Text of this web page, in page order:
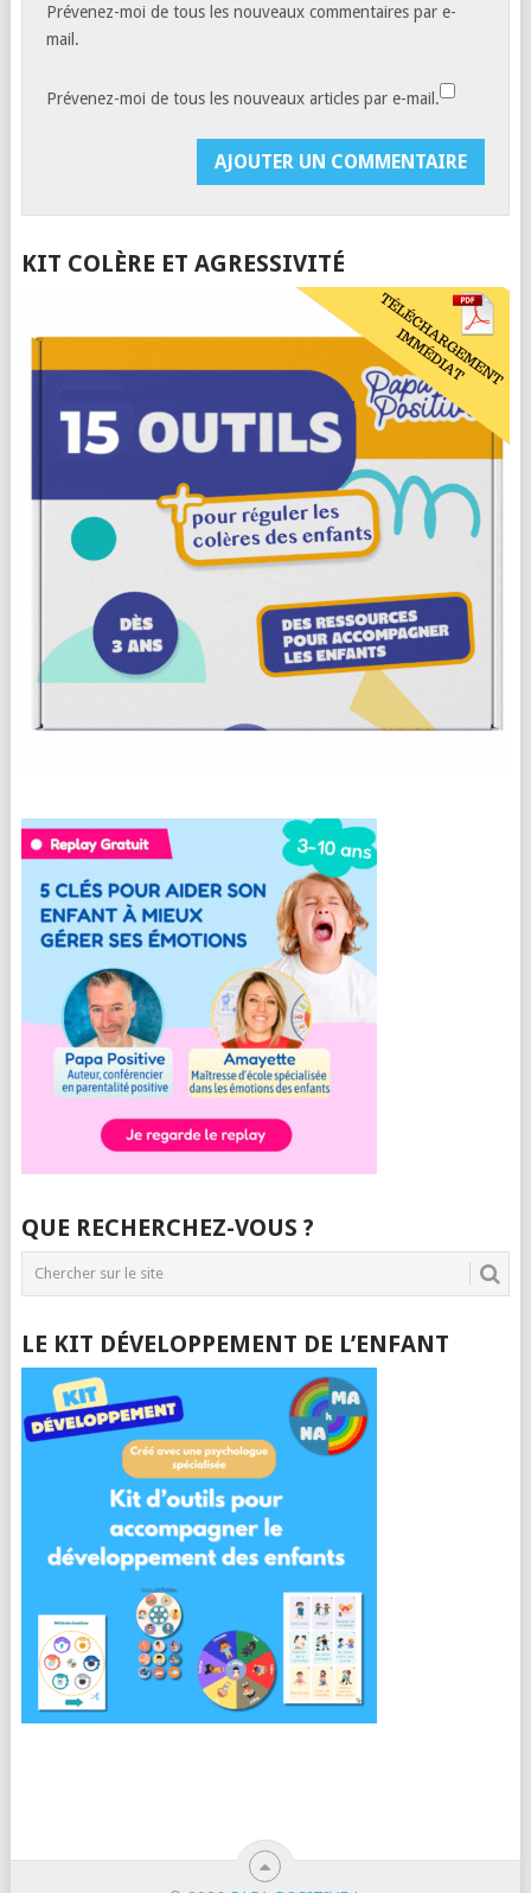
Prévenez-moi de tous les nouveaux commentaires par e-
mail.
Prévenez-moi de tous les nouveaux articles par e-mail.
KIT COLÈRE ET AGRESSIVITÉ
QUE RECHERCHEZ-VOUS ?
LE KIT DÉVELOPPEMENT DE L’ENFANT